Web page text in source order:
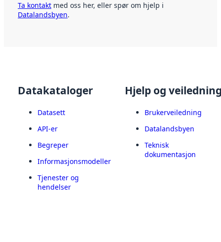
Ta kontakt med oss her, eller spør om hjelp i
Datalandsbyen.
Datakataloger
Datasett
API-er
Begreper
Informasjonsmodeller
Tjenester og
hendelser
Hjelp og
Brukerveiledning
Datalandsbyen
Teknisk
dokumentasjon